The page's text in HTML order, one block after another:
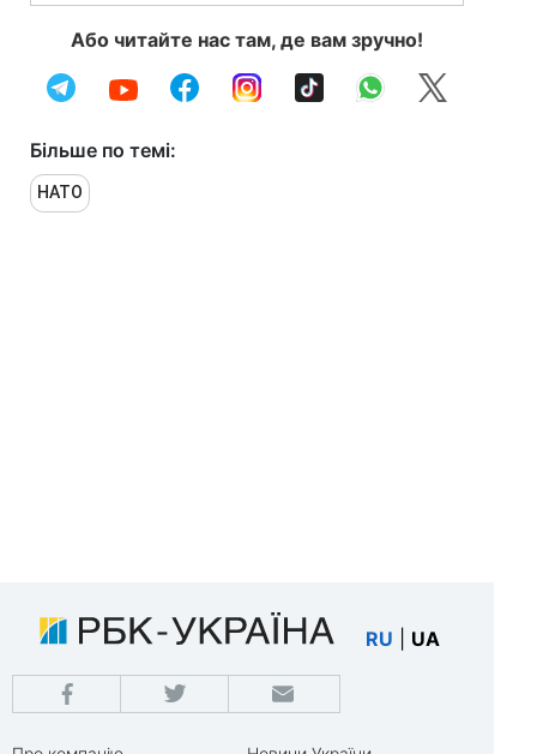
Або читайте нас там, де вам зручно!
Більше по темі:
НАТО
RU UA